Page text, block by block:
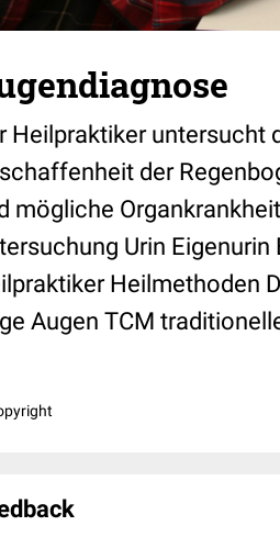
Heilpraktiker untersucht
der
mögliche
Urin
Heilmethoden
Augen TCM